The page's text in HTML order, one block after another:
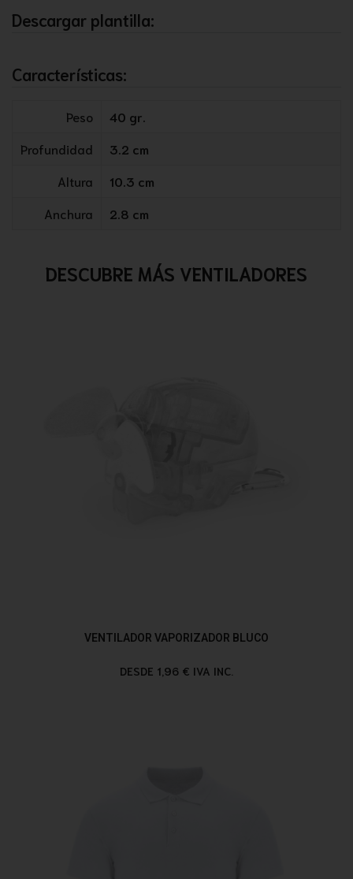
Descargar plantilla:
Características:
Peso
40 gr.
Profundidad
3.2 cm
Altura
10.3 cm
Anchura
2.8 cm
DESCUBRE MÁS VENTILADORES
VENTILADOR VAPORIZADOR BLUCO
DESDE 1,96 € IVA INC.